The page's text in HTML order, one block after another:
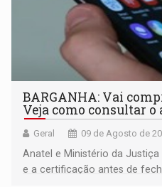
BARGANHA: Vai
Veja como consultar o
Geral 09 de Agosto de
Anatel e Ministério da
e a certificação antes de